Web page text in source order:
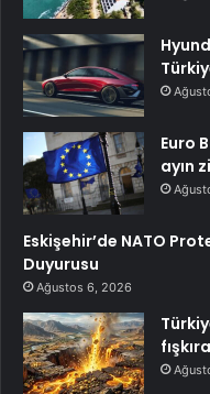
Euro
ayın
Eskişehir’de NATO
Duyurusu
Ağustos 6, 2026